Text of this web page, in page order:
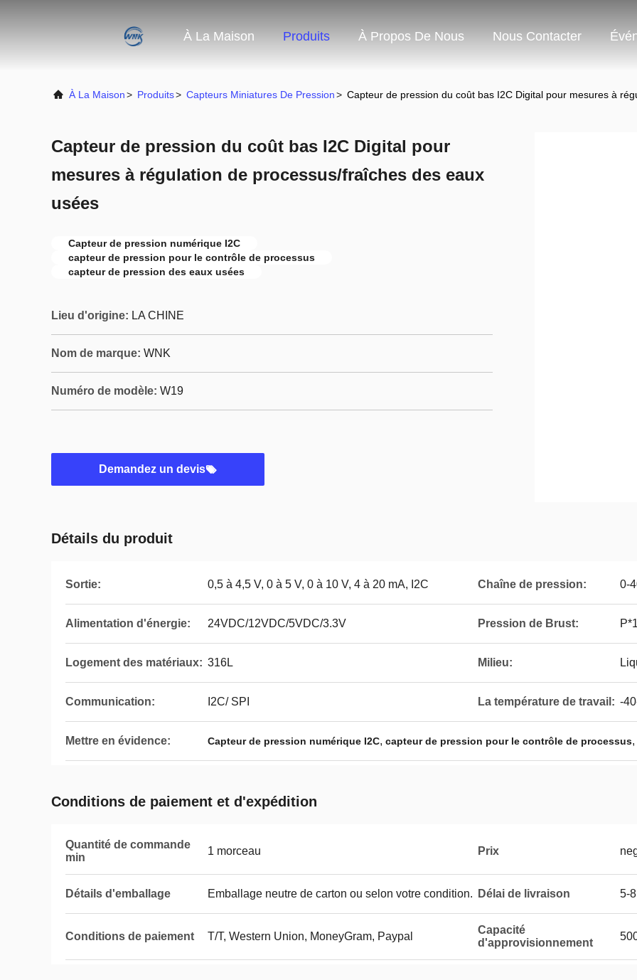
À La Maison Produits À Propos De Nous Nous Contacter
À La Maison> Produits> Capteurs Miniatures De Pression> Capteur de pression du coût bas I2C Digital pour mesures à
Capteur de pression du coût bas I2C Digital pour
mesures à régulation de processus/fraîches des eaux
usées
Capteur de pression numérique I2C
capteur de pression pour le contrôle de processus
capteur de pression des eaux usées
Lieu d'origine: LA CHINE
Nom de marque: WNK
Numéro de modèle: W19
Demandez un devis
Détails du produit
Sortie: 0,5 à 4,5 V, 0 à 5 V, 0 à 10 V, 4 à 20 mA, I2C Chaîne de pression: 0-
Alimentation d'énergie: 24VDC/12VDC/5VDC/3.3V Pression de Brust:
Logement des matériaux: 316L Milieu:
Communication: I2C/ SPI La température de travail: -
Mettre en évidence: Capteur de pression numérique I2C, capteur de pression pour le contrôle de processus,
Conditions de paiement et d'expédition
Quantité de commande
min
1 morceau Prix
Détails d'emballage Emballage neutre de carton ou selon votre condition. Délai de livraison 5-
Conditions de paiement T/T, Western Union, MoneyGram, Paypal
Capacité
d'approvisionnement